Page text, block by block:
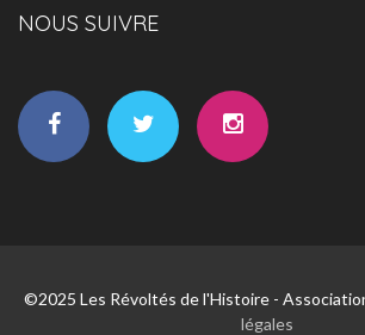
NOUS SUIVRE
©2025 Les Révoltés de l'Histoire -
légales